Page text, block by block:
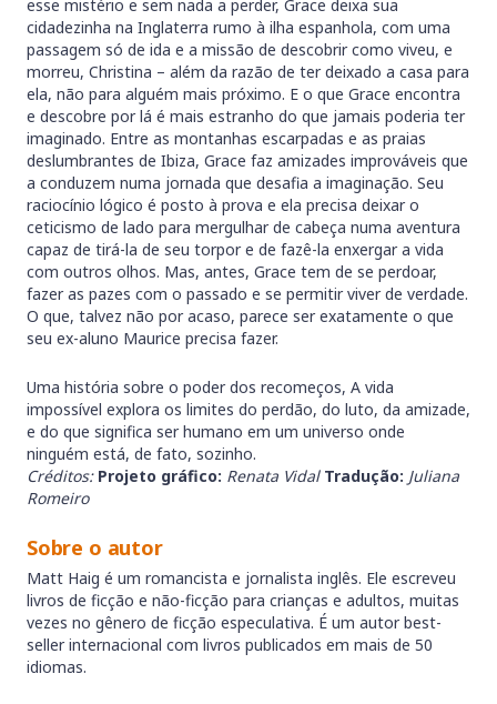
esse mistério e sem nada a perder, Grace deixa sua
cidadezinha na Inglaterra rumo à ilha espanhola, com uma
passagem só de ida e a missão de descobrir como viveu, e
morreu, Christina – além da razão de ter deixado a casa para
ela, não para alguém mais próximo. E o que Grace encontra
e descobre por lá é mais estranho do que jamais poderia ter
imaginado. Entre as montanhas escarpadas e as praias
deslumbrantes de Ibiza, Grace faz amizades improváveis que
a conduzem numa jornada que desafia a imaginação. Seu
raciocínio lógico é posto à prova e ela precisa deixar o
ceticismo de lado para mergulhar de cabeça numa aventura
capaz de tirá-la de seu torpor e de fazê-la enxergar a vida
com outros olhos. Mas, antes, Grace tem de se perdoar,
fazer as pazes com o passado e se permitir viver de verdade.
O que, talvez não por acaso, parece ser exatamente o que
seu ex-aluno Maurice precisa fazer.
Uma história sobre o poder dos recomeços, A vida
impossível explora os limites do perdão, do luto, da amizade,
e do que significa ser humano em um universo onde
ninguém está, de fato, sozinho.
Créditos: Projeto gráfico: Renata Vidal Tradução: Juliana
Romeiro
Sobre o autor
Matt Haig é um romancista e jornalista inglês. Ele escreveu
livros de ficção e não-ficção para crianças e adultos, muitas
vezes no gênero de ficção especulativa. É um autor best-
seller internacional com livros publicados em mais de 50
idiomas.